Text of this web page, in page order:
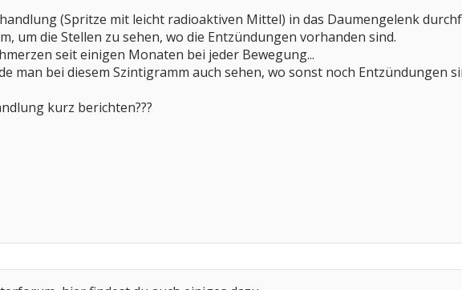
(Spritze mit leicht radioaktiven Mittel) in das Daumengelenk
um die Stellen zu sehen, wo die Entzündungen vorhanden sind.
seit einigen Monaten bei jeder Bewegung...
man bei diesem Szintigramm auch sehen, wo sonst noch Entzündungen
kurz berichten???